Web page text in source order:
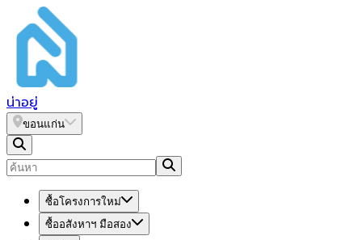
น่าอยู่
ขอนแก่น
ซื้อโครงการใหม่
ซื้ออสังหาฯ มือสอง